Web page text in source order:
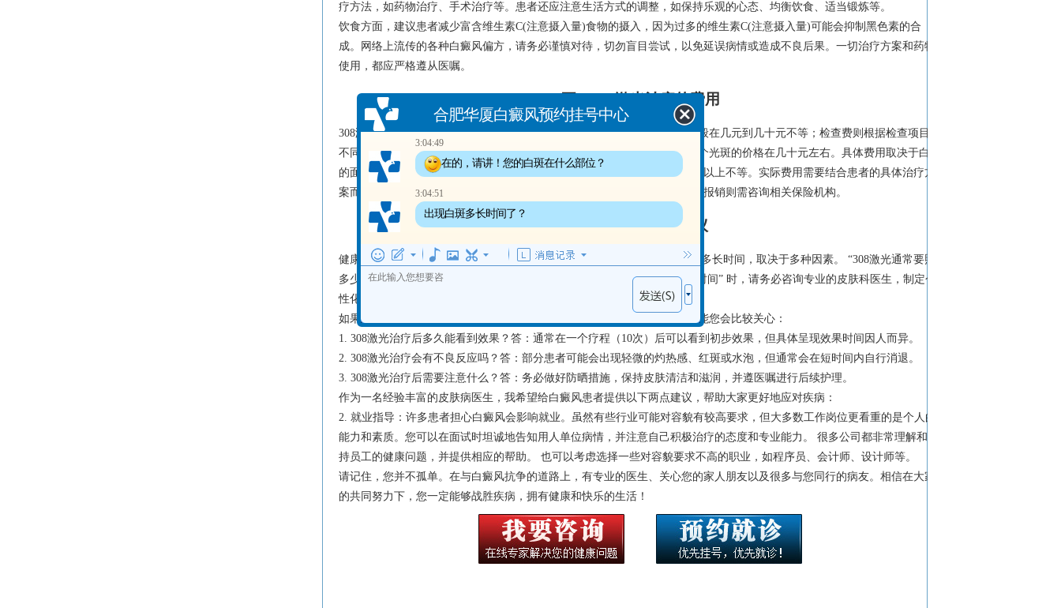
疗方法，如药物治疗、手术治疗等。患者还应注意生活方式的调整，如保持乐观的心态、均衡饮食、适当锻炼等。
饮食方面，建议患者减少富含维生素C(注意摄入量)食物的摄入，因为过多的维生素C(注意摄入量)可能会抑制黑色素的合
成。网络上流传的各种白癜风偏方，请务必谨慎对待，切勿盲目尝试，以免延误病情或造成不良后果。一切治疗方案和药物
使用，都应严格遵从医嘱。
五、308激光治疗的费用
308激光治疗的费用主要包括挂号费、检查费和治疗费三个方面。挂号费一般在几元到几十元不等；检查费则根据检查项目的
不同，价格从几元到几百元不等；308激光治疗的费用通常按光斑收费，一个光斑的价格在几十元左右。具体费用取决于白斑
的面积大小和所使用的仪器类型。整个疗程的光疗费用可能从几千元到千元以上不等。实际费用需要结合患者的具体治疗方
案而定。白癜风的医保报销政策以当地医保局的规定为准，其他商业保险的报销则需咨询相关保险机构。
六、温馨提示与建议
健康小贴士， 接受308光疗一般需要多久才能呈现效果，以及整个疗程需要多长时间，取决于多种因素。 “308激光通常要照
多少次才好”这个问题的答案因人而异。在考虑“做308激光一般花费多久的时间” 时，请务必咨询专业的皮肤科医生，制定个
性化的治疗方案，并严格遵医嘱进行治疗和护理。
如果您正在考虑接受308激光治疗，或者正在治疗过程中，以下几个问题可能您会比较关心：
1. 308激光治疗后多久能看到效果？答：通常在一个疗程（10次）后可以看到初步效果，但具体呈现效果时间因人而异。
2. 308激光治疗会有不良反应吗？答：部分患者可能会出现轻微的灼热感、红斑或水泡，但通常会在短时间内自行消退。
3. 308激光治疗后需要注意什么？答：务必做好防晒措施，保持皮肤清洁和滋润，并遵医嘱进行后续护理。
作为一名经验丰富的皮肤病医生，我希望给白癜风患者提供以下两点建议，帮助大家更好地应对疾病：
2. 就业指导：许多患者担心白癜风会影响就业。虽然有些行业可能对容貌有较高要求，但大多数工作岗位更看重的是个人的
能力和素质。您可以在面试时坦诚地告知用人单位病情，并注意自己积极治疗的态度和专业能力。 很多公司都非常理解和支
持员工的健康问题，并提供相应的帮助。 也可以考虑选择一些对容貌要求不高的职业，如程序员、会计师、设计师等。
请记住，您并不孤单。在与白癜风抗争的道路上，有专业的医生、关心您的家人朋友以及很多与您同行的病友。相信在大家
的共同努力下，您一定能够战胜疾病，拥有健康和快乐的生活！
合肥华厦白癜风预约挂号中心
3:04:49
在的，请讲！您的白斑在什么部位？
3:04:51
出现白斑多长时间了？